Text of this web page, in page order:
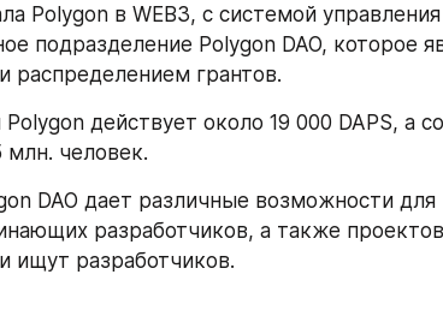
Polygon в WEB3, с системой управления
подразделение Polygon DAO, которое
распределением грантов.
действует около 19 000 DAPS, а
млн. человек.
DAO дает различные возможности для
разработчиков, а также
ищут разработчиков.